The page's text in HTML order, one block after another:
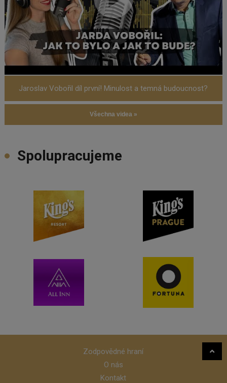
Jaroslav Vobořil díl první! Minulost a temná budoucnost?
Všechna videa »
Spolupracujeme
Zodpovědné hraní
O nás
Kontakt